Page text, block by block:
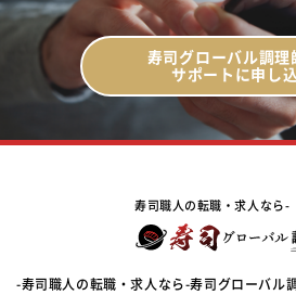
寿司グローバル調理
サポートに申し
寿司職人の転職・求人なら-
-寿司職人の転職・求人なら-寿司グローバル